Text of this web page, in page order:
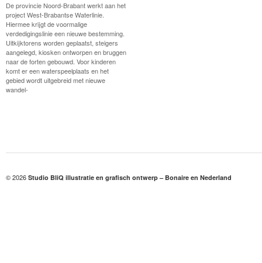
De provincie Noord-Brabant werkt aan het
project West-Brabantse Waterlinie.
Hiermee krijgt de voormalige
verdedigingslinie een nieuwe bestemming.
Uitkijktorens worden geplaatst, steigers
aangelegd, kiosken ontworpen en bruggen
naar de forten gebouwd. Voor kinderen
komt er een waterspeelplaats en het
gebied wordt uitgebreid met nieuwe
wandel-
© 2026 Studio BliQ illustratie en grafisch ontwerp – Bonaire en Nederland